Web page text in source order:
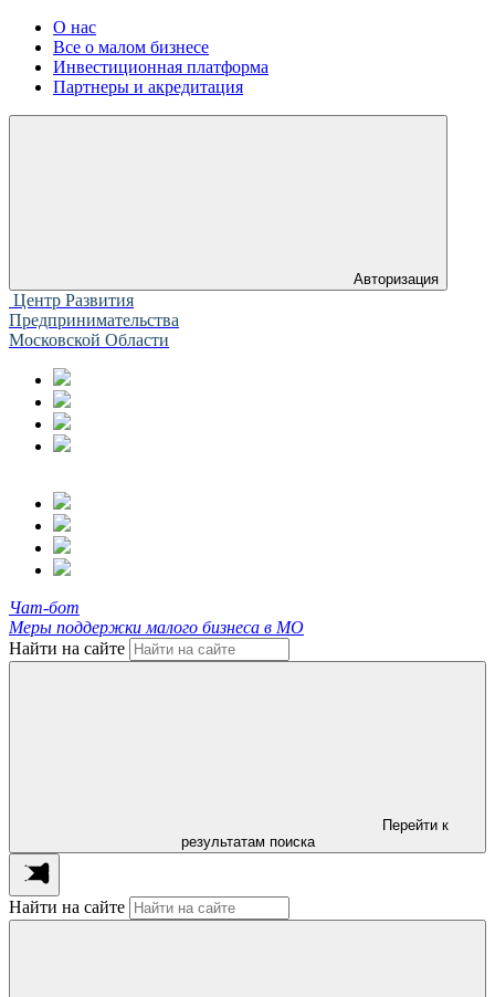
О нас
Все о малом бизнесе
Инвестиционная платформа
Партнеры и акредитация
Авторизация
Центр Развития
Предпринимательства
Московской Области
Чат-бот
Меры поддержки малого бизнеса в МО
Найти на сайте
Перейти к
результатам поиска
Найти на сайте